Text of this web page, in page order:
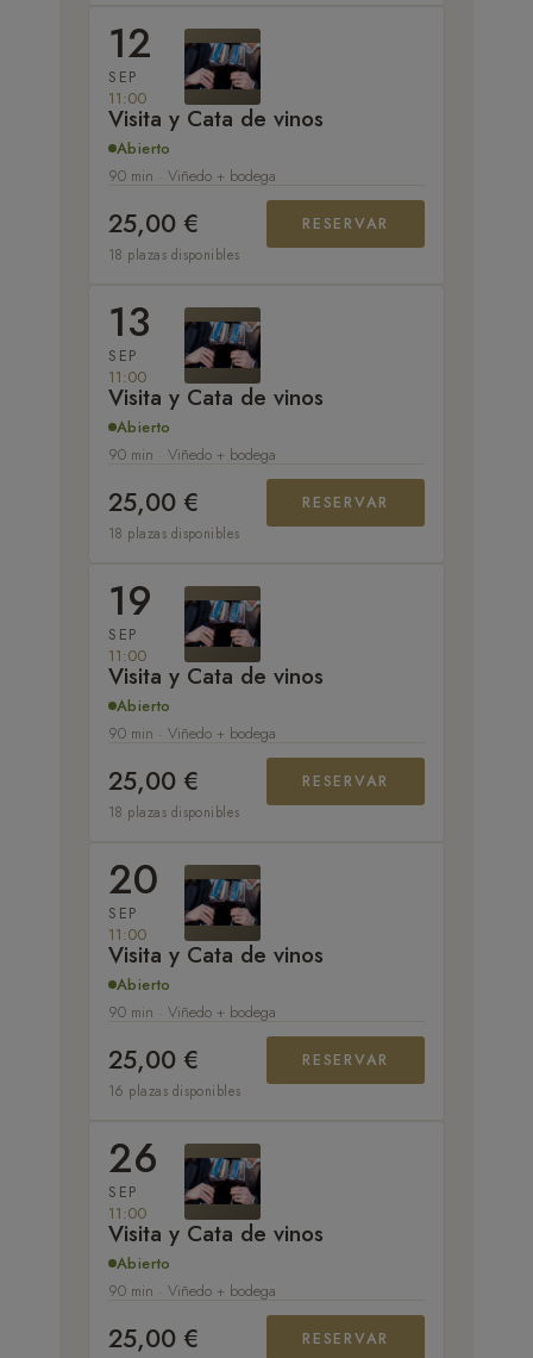
12
SEP
11:00
Visita y Cata de vinos
Abierto
90 min · Viñedo + bodega
25,00 € RESERVAR
18 plazas disponibles
13
SEP
11:00
Visita y Cata de vinos
Abierto
90 min · Viñedo + bodega
25,00 € RESERVAR
18 plazas disponibles
19
SEP
11:00
Visita y Cata de vinos
Abierto
90 min · Viñedo + bodega
25,00 € RESERVAR
18 plazas disponibles
20
SEP
11:00
Visita y Cata de vinos
Abierto
90 min · Viñedo + bodega
25,00 € RESERVAR
16 plazas disponibles
26
SEP
11:00
Visita y Cata de vinos
Abierto
90 min · Viñedo + bodega
25,00 € RESERVAR